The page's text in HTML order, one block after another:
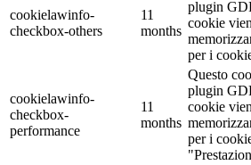
cookielawinfo-
checkbox-others
11
months
plugin
cookie
per i
cookielawinfo-
checkbox-
performance
11
months
Questo
plugin
cookie
per i